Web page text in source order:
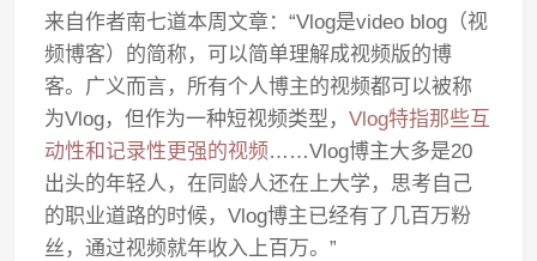
来自作者南七道本周文章：“Vlog是video blog（视
频博客）的简称，可以简单理解成视频版的博
客。广义而言，所有个人博主的视频都可以被称
为Vlog，但作为一种短视频类型，Vlog特指那些互
动性和记录性更强的视频……Vlog博主大多是20
出头的年轻人，在同龄人还在上大学，思考自己
的职业道路的时候，Vlog博主已经有了几百万粉
丝，通过视频就年收入上百万。”